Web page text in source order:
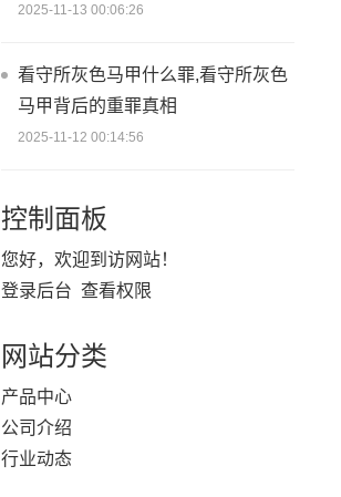
2025-11-13 00:06:26
看守所灰色马甲什么罪,看守所灰色
马甲背后的重罪真相
2025-11-12 00:14:56
控制面板
您好，欢迎到访网站！
登录后台 查看权限
网站分类
产品中心
公司介绍
行业动态